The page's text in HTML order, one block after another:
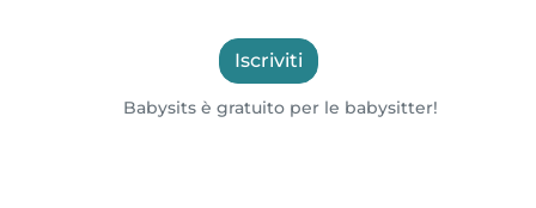
Iscriviti
Babysits è gratuito per le babysitter!